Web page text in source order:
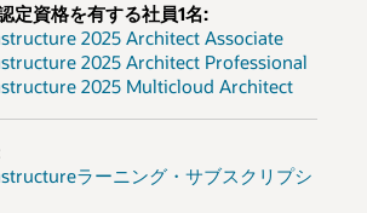
定資格を有する社員1名:
2025 Architect Associate
2025 Architect Professional
2025 Multicloud Architect
ラーニング・サブスクリプシ